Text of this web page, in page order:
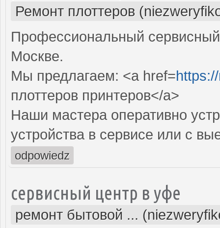
Ремонт плоттеров
Профессиональный
Москве.
Мы предлагаем: <a href=
плоттеров принтеров</a>
Наши мастера оперативно
устройства в сервисе или с
odpowiedz
сервисный центр в уфе
ремонт бытовой ...